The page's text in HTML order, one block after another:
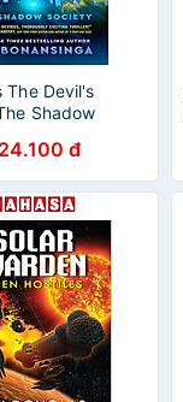
The Devil's
Shadow
đ